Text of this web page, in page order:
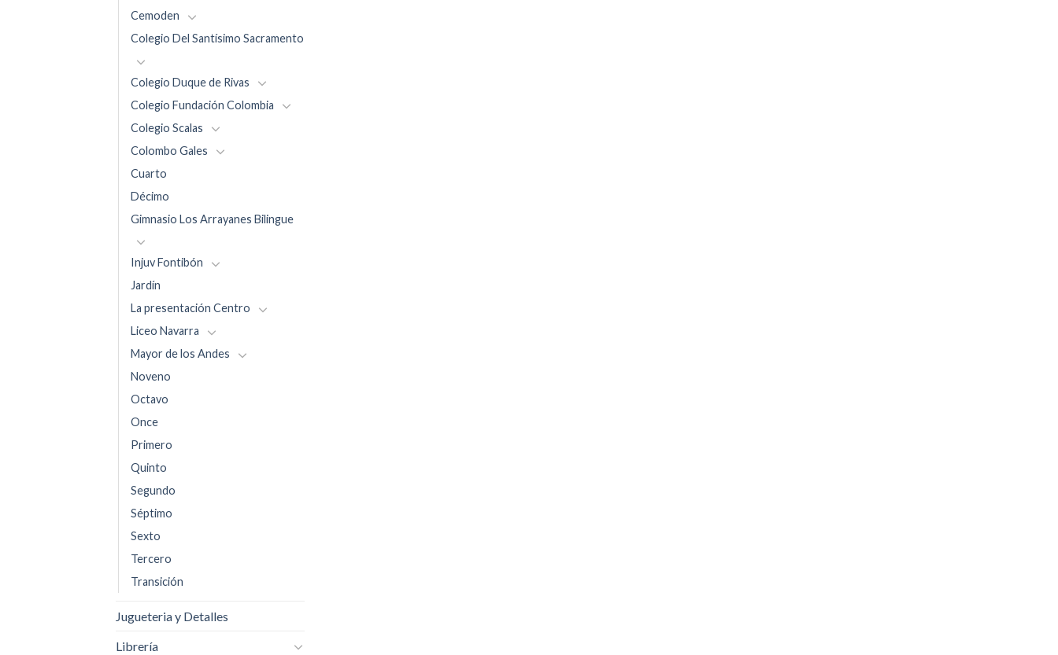
Cemoden
Colegio Del Santísimo Sacramento
Colegio Duque de Rivas
Colegio Fundación Colombia
Colegio Scalas
Colombo Gales
Cuarto
Décimo
Gimnasio Los Arrayanes Bilingue
Injuv Fontibón
Jardín
La presentación Centro
Liceo Navarra
Mayor de los Andes
Noveno
Octavo
Once
Primero
Quinto
Segundo
Séptimo
Sexto
Tercero
Transición
Jugueteria y Detalles
Librería